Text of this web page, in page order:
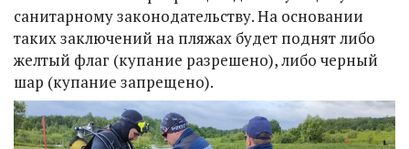
санитарному законодательству. На основании
таких заключений на пляжах будет поднят либо
желтый флаг (купание разрешено), либо черный
шар (купание запрещено).